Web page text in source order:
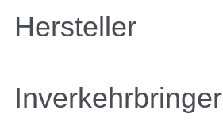
Hersteller
Inverkehrbringer